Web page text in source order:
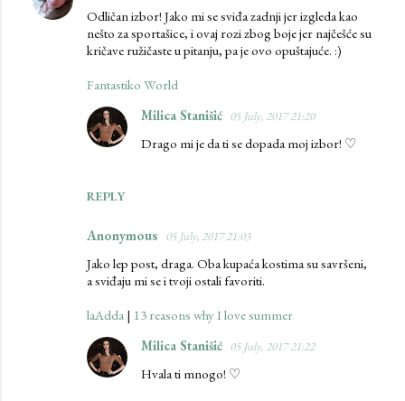
Odličan izbor! Jako mi se sviđa zadnji jer izgleda kao
nešto za sportašice, i ovaj rozi zbog boje jer najčešće su
kričave ružičaste u pitanju, pa je ovo opuštajuće. :)
Fantastiko World
REPLY
Milica Stanišić 05 July, 2017 21:20
Drago mi je da ti se dopada moj izbor! ♡
Anonymous 05 July, 2017 21:03
Jako lep post, draga. Oba kupaća kostima su savršeni,
a sviđaju mi se i tvoji ostali favoriti.
laAdda| 13 reasons why I love summer
Milica Stanišić 05 July, 2017 21:22
Hvala ti mnogo! ♡